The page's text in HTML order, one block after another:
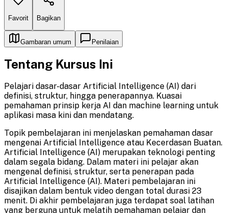
Favorit Bagikan
Gambaran umum Penilaian
Tentang Kursus Ini
Pelajari dasar-dasar Artificial Intelligence (AI) dari
definisi, struktur, hingga penerapannya. Kuasai
pemahaman prinsip kerja AI dan machine learning untuk
aplikasi masa kini dan mendatang.
Topik pembelajaran ini menjelaskan pemahaman dasar
mengenai Artificial Intelligence atau Kecerdasan Buatan.
Artificial Intelligence (AI) merupakan teknologi penting
dalam segala bidang. Dalam materi ini pelajar akan
mengenal definisi, struktur, serta penerapan pada
Artificial Intelligence (AI). Materi pembelajaran ini
disajikan dalam bentuk video dengan total durasi 23
menit. Di akhir pembelajaran juga terdapat soal latihan
yang berguna untuk melatih pemahaman pelajar dan